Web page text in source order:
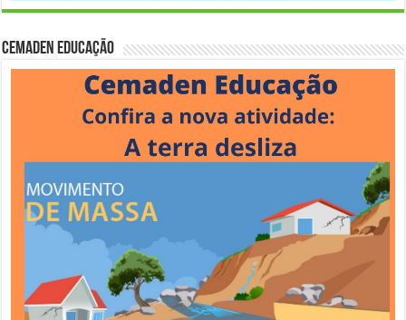
Cemaden Educação